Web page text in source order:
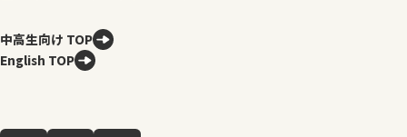
中高生向け TOP
English TOP